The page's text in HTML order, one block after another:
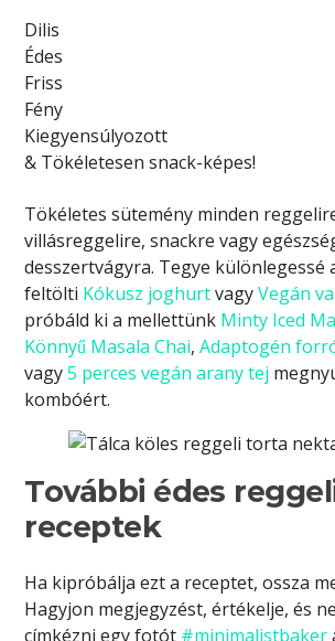
Dilis
Édes
Friss
Fény
Kiegyensúlyozott
& Tökéletesen snack-képes!
Tökéletes sütemény minden
villásreggelire, snackre vagy
desszertvágyra. Tegye különlegessé
feltölti Kókusz joghurtvagyVegán
próbáld ki a mellettünk Minty Iced
Könnyű Masala Chai,Adaptogén
vagy5 perces vegán arany tej
kombóért.
További édes
receptek
Ha kipróbálja ezt a receptet, ossza
Hagyjon megjegyzést, értékelje, és
címkézni egy fotót #minimalistbaker